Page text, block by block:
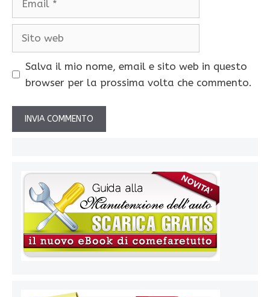
Salva il mio nome, email e sito web in questo
browser per la prossima volta che commento.